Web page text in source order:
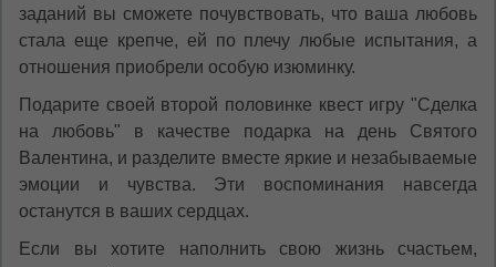
заданий вы сможете почувствовать, что ваша любовь
стала еще крепче, ей по плечу любые испытания, а
отношения приобрели особую изюминку.
Подарите своей второй половинке квест игру "Сделка
на любовь" в качестве подарка на день Святого
Валентина, и разделите вместе яркие и незабываемые
эмоции и чувства. Эти воспоминания навсегда
останутся в ваших сердцах.
Если вы хотите наполнить свою жизнь счастьем,